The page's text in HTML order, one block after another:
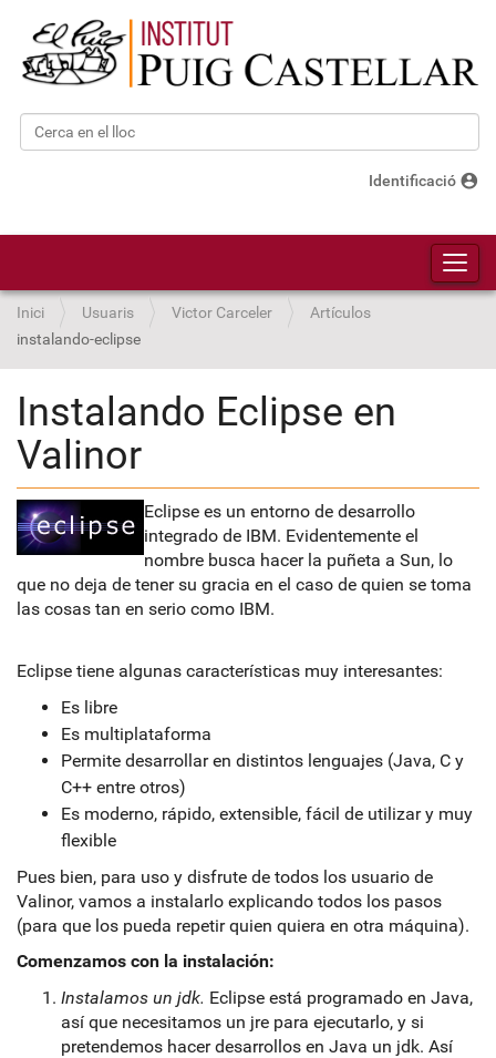
Cerca
Identificació account_circle
Inici Usuaris Victor Carceler
Artículos
instalando-eclipse
Instalando Eclipse en
Valinor
Eclipse es un entorno de desarrollo
integrado de IBM. Evidentemente el
nombre busca hacer la puñeta a Sun, lo
que no deja de tener su gracia en el caso de quien se toma
las cosas tan en serio como IBM.
Eclipse tiene algunas características muy interesantes:
Es libre
Es multiplataforma
Permite desarrollar en distintos lenguajes (Java, C y
C++ entre otros)
Es moderno, rápido, extensible, fácil de utilizar y muy
flexible
Pues bien, para uso y disfrute de todos los usuario de
Valinor, vamos a instalarlo explicando todos los pasos
(para que los pueda repetir quien quiera en otra máquina).
Comenzamos con la instalación:
Instalamos un jdk. Eclipse está programado en Java,
así que necesitamos un jre para ejecutarlo, y si
pretendemos hacer desarrollos en Java un jdk. Así